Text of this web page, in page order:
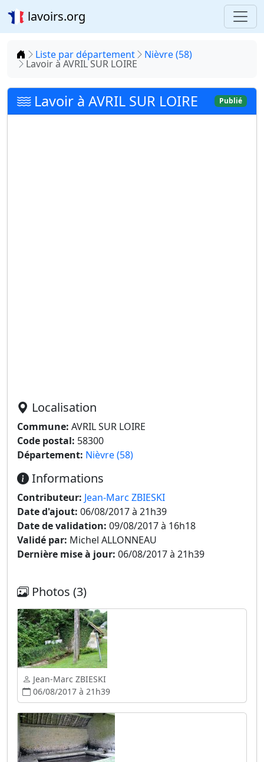
lavoirs.org
Accueil
Liste par département Nièvre (58)
Lavoir à AVRIL SUR LOIRE
Lavoir à AVRIL SUR LOIRE Publié
Localisation
Commune: AVRIL SUR LOIRE
Code postal: 58300
Département: Nièvre (58)
Informations
Contributeur: Jean-Marc ZBIESKI
Date d'ajout: 06/08/2017 à 21h39
Date de validation: 09/08/2017 à 16h18
Validé par: Michel ALLONNEAU
Dernière mise à jour: 06/08/2017 à 21h39
Photos (3)
Jean-Marc ZBIESKI
06/08/2017 à 21h39